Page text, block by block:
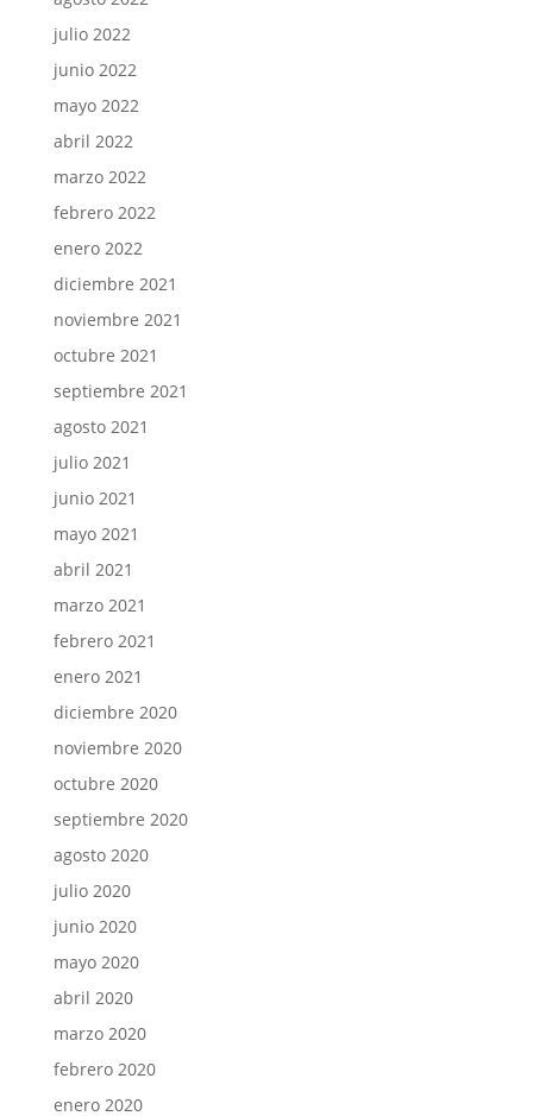
julio 2022
junio 2022
mayo 2022
abril 2022
marzo 2022
febrero 2022
enero 2022
diciembre 2021
noviembre 2021
octubre 2021
septiembre 2021
agosto 2021
julio 2021
junio 2021
mayo 2021
abril 2021
marzo 2021
febrero 2021
enero 2021
diciembre 2020
noviembre 2020
octubre 2020
septiembre 2020
agosto 2020
julio 2020
junio 2020
mayo 2020
abril 2020
marzo 2020
febrero 2020
enero 2020